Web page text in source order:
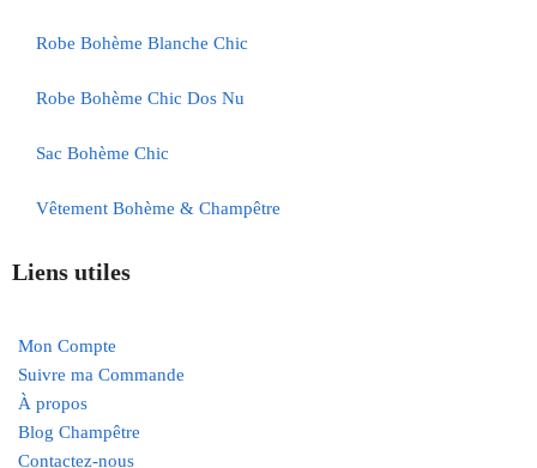
Robe Bohème Blanche Chic
Robe Bohème Chic Dos Nu
Sac Bohème Chic
Vêtement Bohème & Champêtre
Liens utiles
Mon Compte
Suivre ma Commande
À propos
Blog Champêtre
Contactez-nous